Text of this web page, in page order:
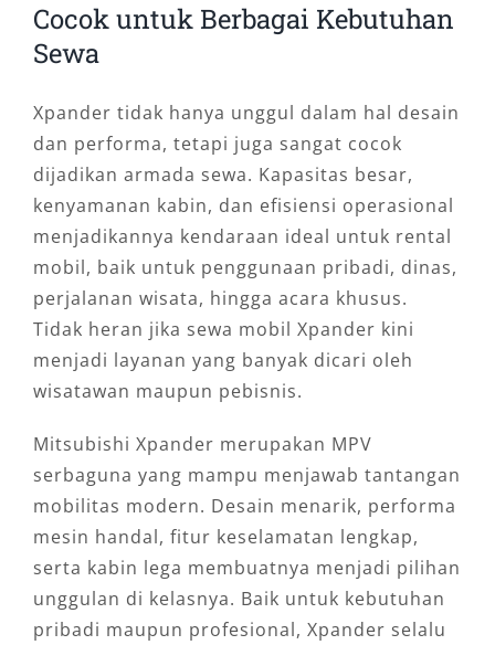
Cocok untuk Berbagai Kebutuhan
Sewa
Xpander tidak hanya unggul dalam hal desain
dan performa, tetapi juga sangat cocok
dijadikan armada sewa. Kapasitas besar,
kenyamanan kabin, dan efisiensi operasional
menjadikannya kendaraan ideal untuk rental
mobil, baik untuk penggunaan pribadi, dinas,
perjalanan wisata, hingga acara khusus.
Tidak heran jika sewa mobil Xpander kini
menjadi layanan yang banyak dicari oleh
wisatawan maupun pebisnis.
Mitsubishi Xpander merupakan MPV
serbaguna yang mampu menjawab tantangan
mobilitas modern. Desain menarik, performa
mesin handal, fitur keselamatan lengkap,
serta kabin lega membuatnya menjadi pilihan
unggulan di kelasnya. Baik untuk kebutuhan
pribadi maupun profesional, Xpander selalu